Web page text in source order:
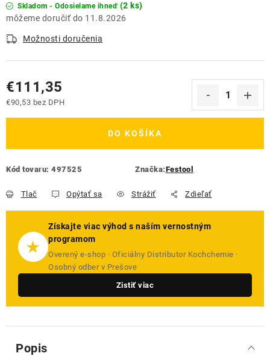
Skladom - Odosielame ihneď (2 ks)
11.8.2026
Možnosti doručenia
€111,35
€90,53 bez DPH
DO KOŠÍKA
Kód tovaru: 497525 Značka:Festool
Tlač Opýtať sa Strážiť Zdieľať
★
Získajte viac výhod s naším vernostným
programom
Overený e-shop · Oficiálny Distributor Kochchemie ·
Osobný odber v Prešove
Zistiť viac
Popis